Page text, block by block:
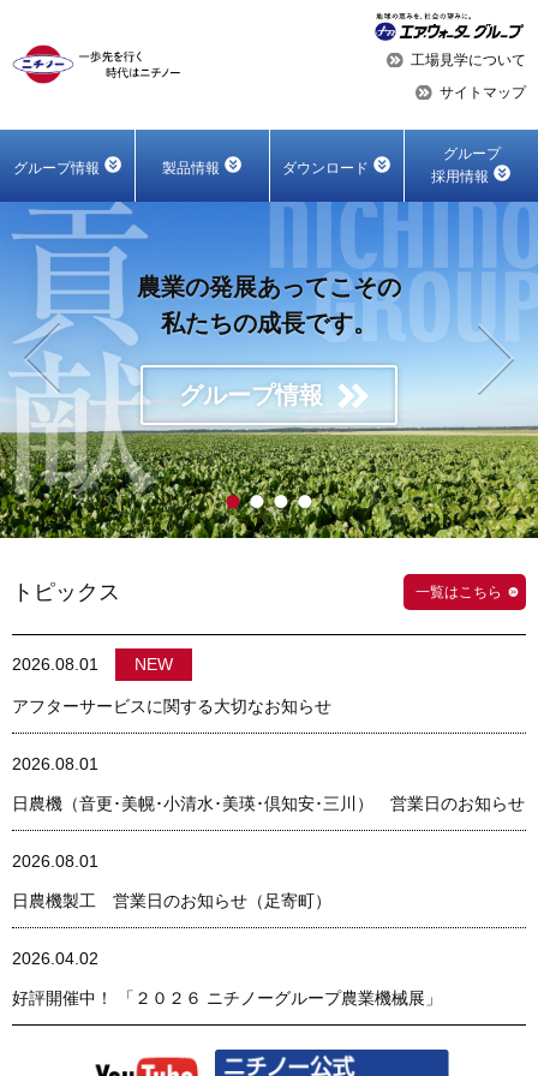
工場見学について
サイトマップ
グループ情報 製品情報 ダウンロード
グループ
採用情報
農業の発展あってこその
私たちの成長です。
グループ情報
トピックス 一覧はこちら
2026.08.01 NEW
アフターサービスに関する大切なお知らせ
2026.08.01
日農機（音更･美幌･小清水･美瑛･倶知安･三川） 営業日のお知らせ
2026.08.01
日農機製工 営業日のお知らせ（足寄町）
2026.04.02
好評開催中！ 「２０２６ ニチノーグループ農業機械展」